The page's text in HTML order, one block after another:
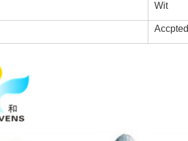
Wit
Accpted